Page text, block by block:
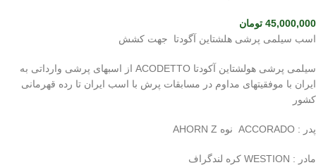
45,000,000 تومان
اسب سیلمی پرشی هلشتاین آگودتا جهت کشش
سیلمی پرشی هولشتاین آکودتا ACODETTO از اسبهای پرشی وارداتی به
ایران با موفقیتهای مداوم در مسابقات پرش با اسب ایران تا رده قهرمانی
کشور
پدر : ACCORADO نوه AHORN Z
مادر : WESTION کره لندگراف